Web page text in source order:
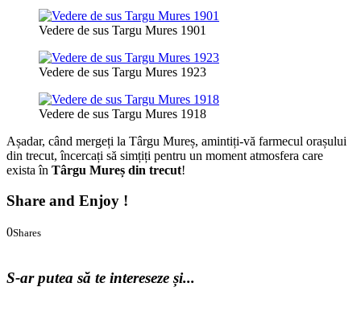
Vedere de sus Targu Mures 1901
Vedere de sus Targu Mures 1923
Vedere de sus Targu Mures 1918
Așadar, când mergeți la Târgu Mureș, amintiți-vă farmecul orașului
din trecut, încercați să simțiți pentru un moment atmosfera care
exista în Târgu Mureș din trecut!
Share and Enjoy !
0Shares
S-ar putea să te intereseze și...